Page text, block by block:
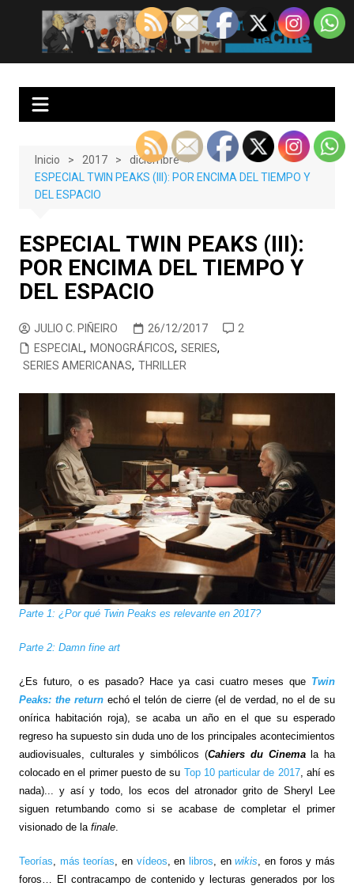
contenido
EnClave de Cine
Crítica cinematográfica y audiovisual. Punto de encuentro para los
Inicio 2017
diciembre
ESPECIAL TWIN PEAKS (III): POR ENCIMA DEL TIEMPO Y
DEL ESPACIO
ESPECIAL TWIN PEAKS (III):
POR ENCIMA DEL TIEMPO Y
DEL ESPACIO
JULIO C. PIÑEIRO 26/12/2017
2
ESPECIAL , MONOGRÁFICOS, SERIES,
SERIES AMERICANAS, THRILLER
Parte 1: ¿Por qué Twin Peaks es relevante en 2017?
Parte 2: Damn fine art
¿Es futuro, o es pasado? Hace ya casi cuatro meses que Twin
Peaks: the returnechó el telón de cierre (el de verdad, no el de su
onírica habitación roja), se acaba un año en el que su esperado
regreso ha supuesto sin duda uno de los principales acontecimientos
audiovisuales, culturales y simbólicos (Cahiers du Cinemala ha
colocado en el primer puesto de su Top 10 particular de 2017, ahí es
nada)... y así y todo, los ecos del atronador grito de Sheryl Lee
siguen retumbando como si se acabase de completar el primer
visionado de la finale.
Teorías más teorías , en vídeos , enlibros , enwikis , en foros y más
foros… El contracampo de contenido y lecturas generados por los